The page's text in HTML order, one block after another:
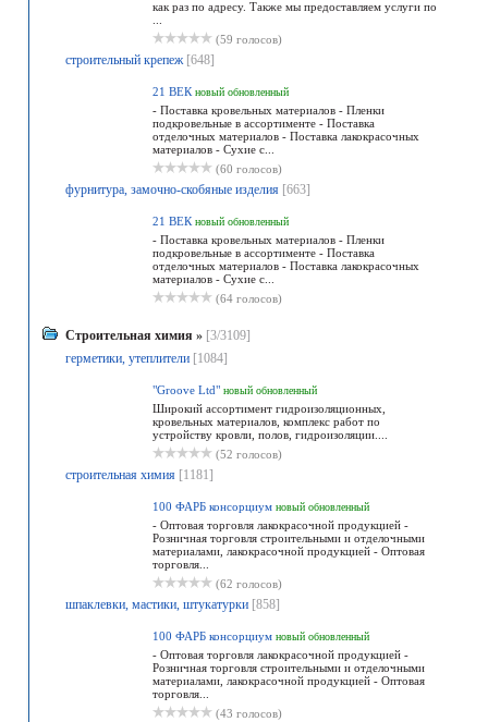
как раз по адресу. Также мы предоставляем услуги по
(59 голосов)
строительный крепеж [648]
21 ВЕК новый обновленный
- Поставка кровельных материалов - Пленки
подкровельные в ассортименте - Поставка
отделочных материалов - Поставка лакокрасочных
материалов - Сухие с...
(60 голосов)
фурнитура, замочно-скобяные изделия [663]
21 ВЕК новый обновленный
- Поставка кровельных материалов - Пленки
подкровельные в ассортименте - Поставка
отделочных материалов - Поставка лакокрасочных
материалов - Сухие с...
(64 голосов)
Строительная химия » [3/3109]
герметики, утеплители [1084]
"Groove Ltd" новый обновленный
Широкий ассортимент гидроизоляционных,
кровельных материалов, комплекс работ по
устройству кровли, полов, гидроизоляции....
(52 голосов)
строительная химия [1181]
100 ФАРБ консорциум новый обновленный
- Оптовая торговля лакокрасочной продукцией -
Розничная торговля строительными и отделочными
материалами, лакокрасочной продукцией - Оптовая
торговля...
(62 голосов)
шпаклевки, мастики, штукатурки [858]
100 ФАРБ консорциум новый обновленный
- Оптовая торговля лакокрасочной продукцией -
Розничная торговля строительными и отделочными
материалами, лакокрасочной продукцией - Оптовая
торговля...
(43 голосов)